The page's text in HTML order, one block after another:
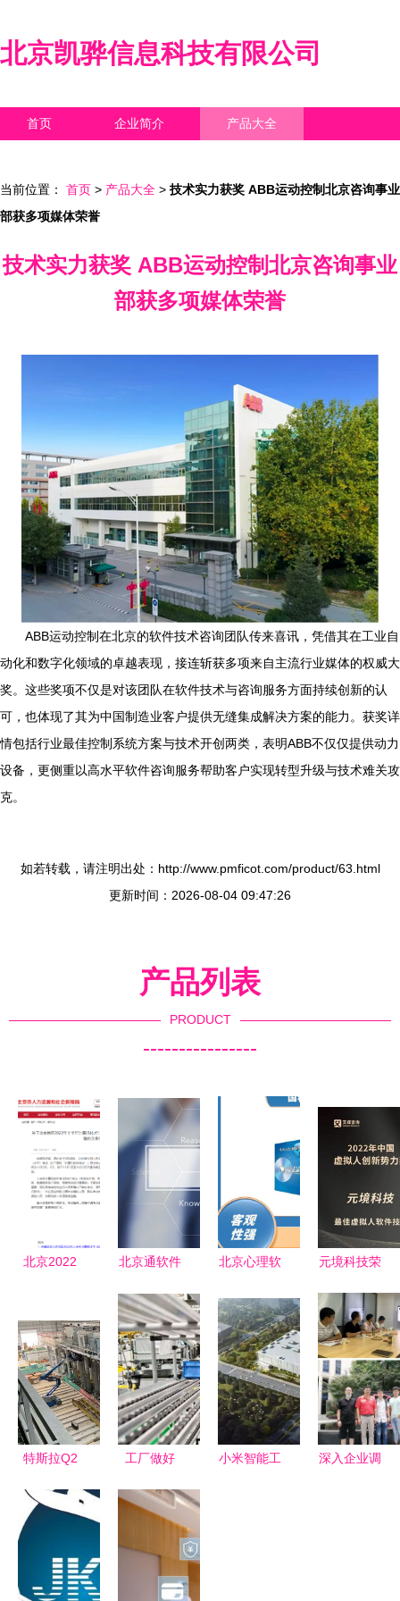
北京凯骅信息科技有限公司
首页 企业简介 产品大全
当前位置： 首页 > 产品大全 > 技术实力获奖 ABB运动控制北京咨询事业
部获多项媒体荣誉
技术实力获奖 ABB运动控制北京咨询事业
部获多项媒体荣誉
ABB运动控制在北京的软件技术咨询团队传来喜讯，凭借其在工业自
动化和数字化领域的卓越表现，接连斩获多项来自主流行业媒体的权威大
奖。这些奖项不仅是对该团队在软件技术与咨询服务方面持续创新的认
可，也体现了其为中国制造业客户提供无缝集成解决方案的能力。获奖详
情包括行业最佳控制系统方案与技术开创两类，表明ABB不仅仅提供动力
设备，更侧重以高水平软件咨询服务帮助客户实现转型升级与技术难关攻
克。
如若转载，请注明出处：http://www.pmficot.com/product/63.html
更新时间：2026-08-04 09:47:26
产品列表
PRODUCT
----------------
北京2022
理师退费已
办理，不再
安排补考
北京通软件
市服务的数
字中枢
北京心理软
询解析
元境科技荣
中国虚拟人
创新势力奖
两项大奖
特斯拉Q2
亿美元，股
7% 北京软
件技术咨询
工厂做好
真正收益比
你想象的多
小米智能工
深入企业调